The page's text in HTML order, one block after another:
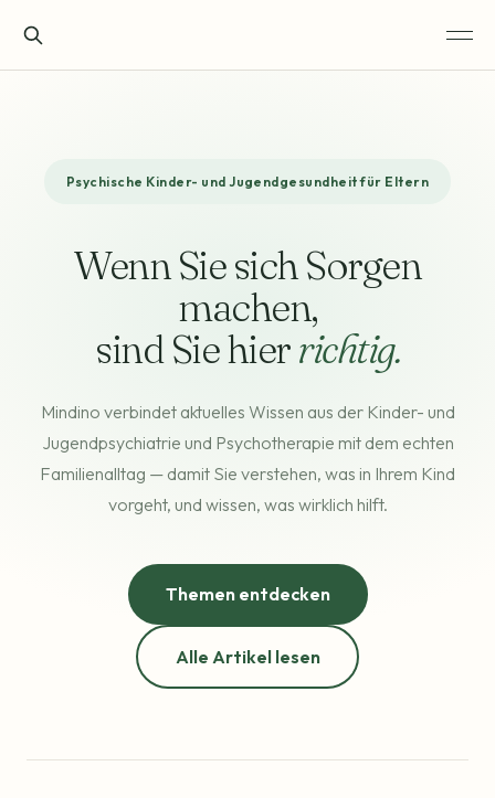
Psychische Kinder- und Jugendgesundheit für Eltern
Wenn Sie sich Sorgen
machen,
sind Sie hierrichtig.
Mindino verbindet aktuelles Wissen aus der Kinder- und
Jugendpsychiatrie und Psychotherapie mit dem echten
Familienalltag — damit Sie verstehen, was in Ihrem Kind
vorgeht, und wissen, was wirklich hilft.
Themen entdecken
Alle Artikel lesen